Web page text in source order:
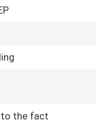
the fact